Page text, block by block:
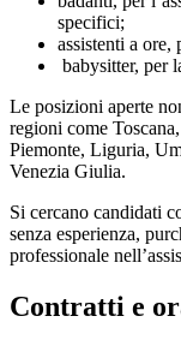
specifici;
assistenti a ore,
babysitter, per
Le posizioni aperte
regioni come
Piemonte, Liguria,
Venezia Giulia.
Si cercano candidati
senza esperienza,
professionale
Contratti e